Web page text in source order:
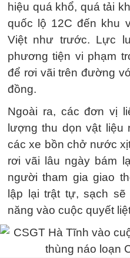
hiệu quá khổ, quá tải
quốc lộ 12C đến khu
Việt như trước. Lực
phương tiện vi phạm
để rơi vãi trên đường
đồng.
Ngoài ra, các đơn vị
lượng thu dọn vật
các xe bồn chở nước
rơi vãi lâu ngày bám
người tham gia giao
lập lại trật tự, sạch
năng vào cuộc quyết